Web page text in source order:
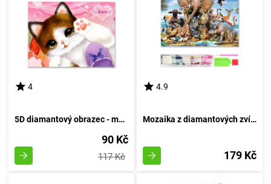
4
5D diamantový obrazec - malé koťátko
90 Kč
117 Kč
4.9
Mozaika z diamantových zvířat africké savany
179 Kč